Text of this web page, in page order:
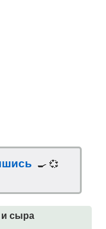
🍳 💞
и сыра